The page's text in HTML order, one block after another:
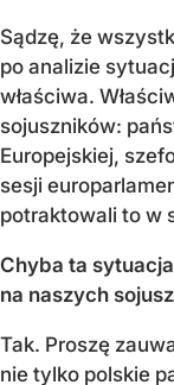
Sądzę, że
po analizie
właściwa.
sojuszników:
Europejskiej,
sesji
potraktowali to w
Chyba ta
na naszych
Tak. Proszę
nie tylko polskie